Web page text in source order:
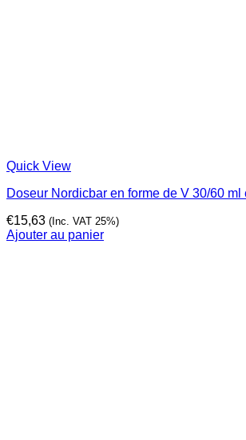
Quick View
Doseur Nordicbar en forme de V 30/60 ml
€15,63 (Inc. VAT 25%)
Ajouter au panier